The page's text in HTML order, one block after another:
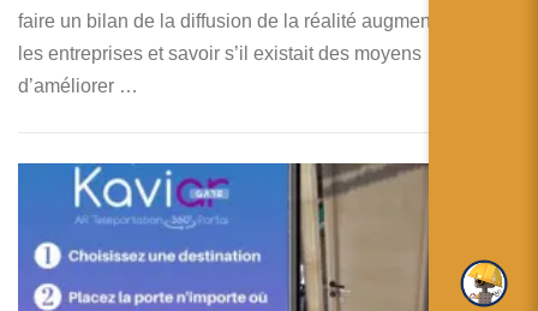
faire un bilan de la diffusion de la réalité augmentée dans
les entreprises et savoir s’il existait des moyens
d’améliorer …